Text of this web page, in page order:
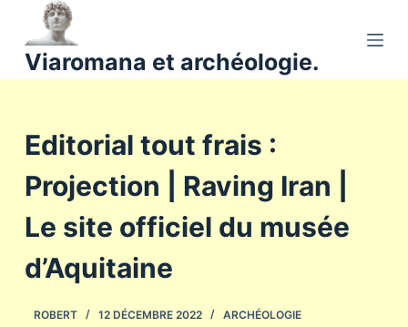
a
o
Viaromana et archéologie.
Editorial tout frais :
Projection | Raving Iran |
Le site officiel du musée
d’Aquitaine
ROBERT 12 DÉCEMBRE 2022 ARCHÉOLOGIE